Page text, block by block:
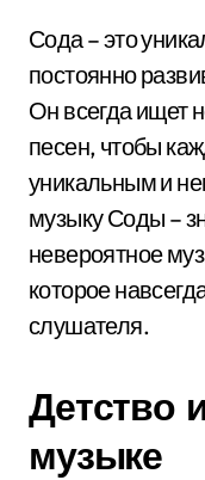
Сода – это
постоянно
Он всегда ищет
песен, чтобы
уникальным и
музыку Соды –
невероятное
которое
слушателя.
Детство
музыке